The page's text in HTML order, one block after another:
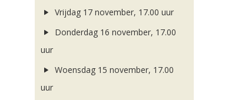
Vrijdag 17 november, 17.00 uur
Donderdag 16 november, 17.00
uur
Woensdag 15 november, 17.00
uur